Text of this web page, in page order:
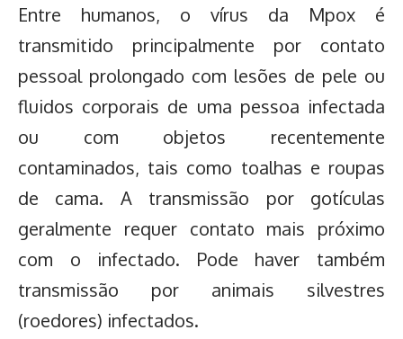
Entre humanos, o vírus da Mpox é
transmitido principalmente por contato
pessoal prolongado com lesões de pele ou
fluidos corporais de uma pessoa infectada
ou com objetos recentemente
contaminados, tais como toalhas e roupas
de cama. A transmissão por gotículas
geralmente requer contato mais próximo
com o infectado. Pode haver também
transmissão por animais silvestres
(roedores) infectados.